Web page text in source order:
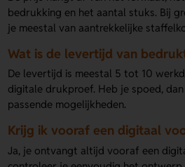
bedrukking en het aantal stuks. Bij
je meestal van aantrekkelijke
Wat is de levertijd van
De levertijd is meestal 5 tot 10
digitale drukproef. Heb je spoed,
passende mogelijkheden.
Krijg ik vooraf een digitaal
Ja, je ontvangt altijd vooraf een